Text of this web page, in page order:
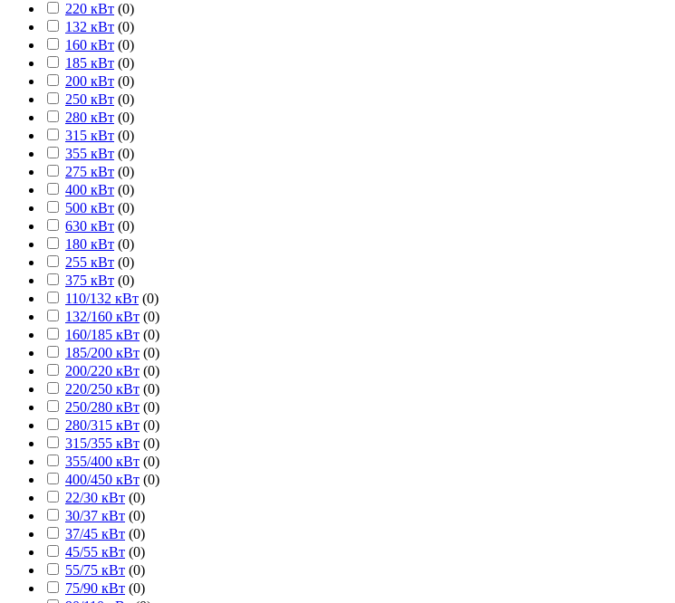
220 кВт (0)
132 кВт (0)
160 кВт (0)
185 кВт (0)
200 кВт (0)
250 кВт (0)
280 кВт (0)
315 кВт (0)
355 кВт (0)
275 кВт (0)
400 кВт (0)
500 кВт (0)
630 кВт (0)
180 кВт (0)
255 кВт (0)
375 кВт (0)
110/132 кВт (0)
132/160 кВт (0)
160/185 кВт (0)
185/200 кВт (0)
200/220 кВт (0)
220/250 кВт (0)
250/280 кВт (0)
280/315 кВт (0)
315/355 кВт (0)
355/400 кВт (0)
400/450 кВт (0)
22/30 кВт (0)
30/37 кВт (0)
37/45 кВт (0)
45/55 кВт (0)
55/75 кВт (0)
75/90 кВт (0)